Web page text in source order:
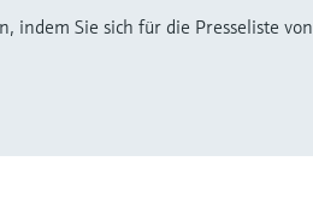
indem Sie sich für die Presseliste von